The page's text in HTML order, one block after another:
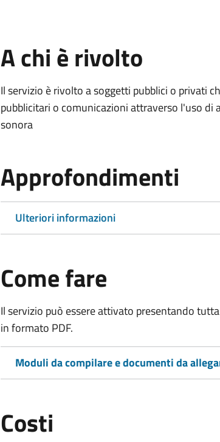
A chi è rivolto
Il servizio è rivolto a soggetti pubblici o privati
pubblicitari o comunicazioni attraverso l'uso
sonora
Approfondimenti
Ulteriori informazioni
Come fare
Il servizio può essere attivato presentando
in formato PDF.
Moduli da compilare e documenti da
Costi